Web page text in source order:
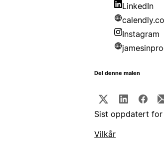
LinkedIn
Instagram
Del denne malen
Sist oppdatert
Vilkår